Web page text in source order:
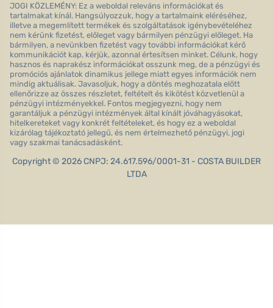
JOGI KÖZLEMÉNY: Ez a weboldal releváns információkat és
tartalmakat kínál. Hangsúlyozzuk, hogy a tartalmaink eléréséhez,
illetve a megemlített termékek és szolgáltatások igénybevételéhez
nem kérünk fizetést, előleget vagy bármilyen pénzügyi előleget. Ha
bármilyen, a nevünkben fizetést vagy további információkat kérő
kommunikációt kap, kérjük, azonnal értesítsen minket. Célunk, hogy
hasznos és naprakész információkat osszunk meg, de a pénzügyi és
promóciós ajánlatok dinamikus jellege miatt egyes információk nem
mindig aktuálisak. Javasoljuk, hogy a döntés meghozatala előtt
ellenőrizze az összes részletet, feltételt és kikötést közvetlenül a
pénzügyi intézményekkel. Fontos megjegyezni, hogy nem
garantáljuk a pénzügyi intézmények által kínált jóváhagyásokat,
hitelkereteket vagy konkrét feltételeket, és hogy ez a weboldal
kizárólag tájékoztató jellegű, és nem értelmezhető pénzügyi, jogi
vagy szakmai tanácsadásként.
Copyright © 2026 CNPJ: 24.617.596/0001-31 - COSTA BUILDER
LTDA